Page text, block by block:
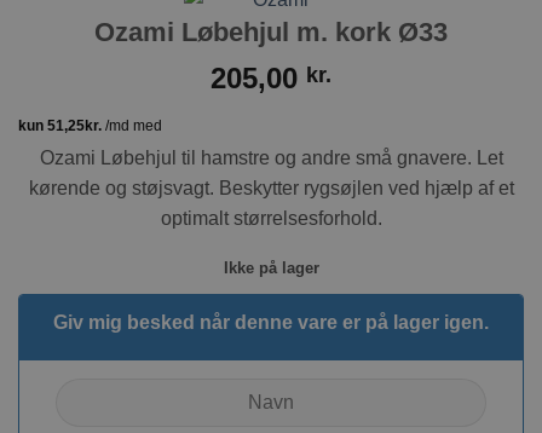
Ozami Løbehjul m. kork Ø33
205,00 kr.
Ozami Løbehjul til hamstre og andre små gnavere. Let
kørende og støjsvagt. Beskytter rygsøjlen ved hjælp af et
optimalt størrelsesforhold.
Ikke på lager
Giv mig besked når denne vare er på lager igen.